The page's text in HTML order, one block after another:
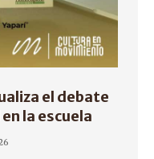
el debate
la escuela